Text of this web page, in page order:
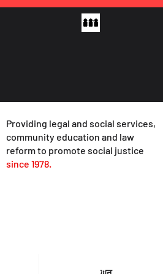
Providing legal and social services,
community education and law
reform to promote social justice
since 1978.